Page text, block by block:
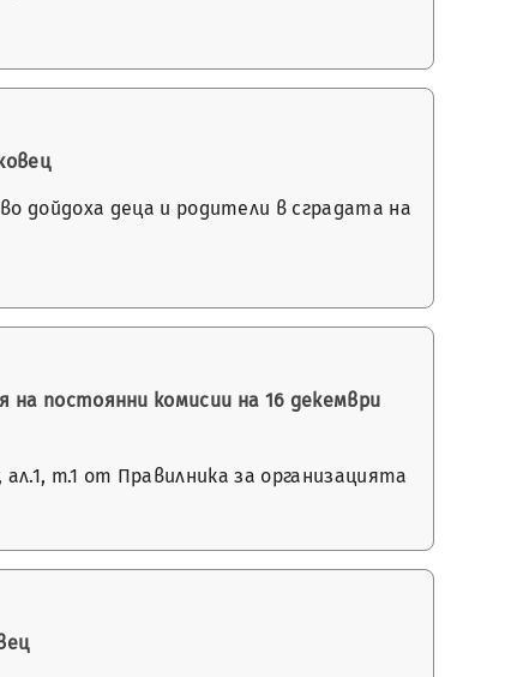
дойдоха деца и родители в сградата на
на постоянни комисии на 16 декември
т.1 от Правилника за организацията